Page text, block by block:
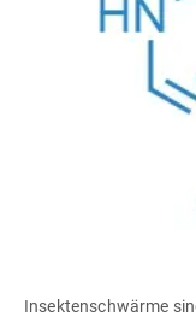
Insektenschwärme